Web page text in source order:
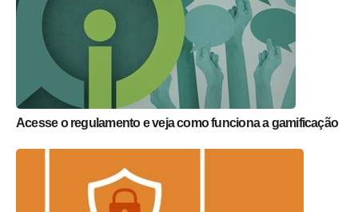
Acesse o regulamento e veja como funciona a gamificação